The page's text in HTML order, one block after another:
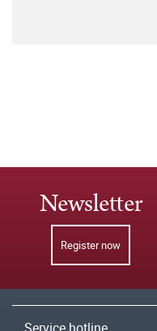
Newsletter
Register now